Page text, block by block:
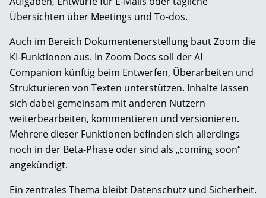
Übersichten über Meetings und To-dos.
Auch im Bereich Dokumentenerstellung baut Zoom die
KI-Funktionen aus. In Zoom Docs soll der AI
Companion künftig beim Entwerfen, Überarbeiten und
Strukturieren von Texten unterstützen. Inhalte lassen
sich dabei gemeinsam mit anderen Nutzern
weiterbearbeiten, kommentieren und versionieren.
Mehrere dieser Funktionen befinden sich allerdings
noch in der Beta-Phase oder sind als „coming soon“
angekündigt.
Ein zentrales Thema bleibt Datenschutz und Sicherheit.